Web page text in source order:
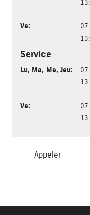
Ve:
Service
Lu, Ma, Me, Jeu:
Ve:
Appeler